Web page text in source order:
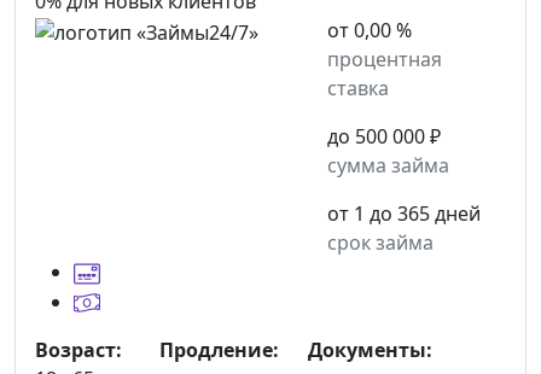
от 0,00 %
процентная
ставка
до 500 000 ₽
сумма займа
от 1 до 365 дней
срок займа
Возраст:
Продление:
Документы: